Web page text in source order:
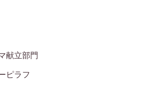
献立部門
ピラフ